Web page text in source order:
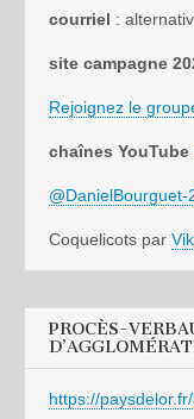
courriel :
site campagne
Rejoignez le
chaînes YouTube
@DanielBourguet-
Coquelicots par
PROCÈS-
https://